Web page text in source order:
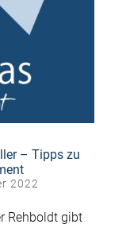
– Tipps zu
2022
Rehboldt gibt